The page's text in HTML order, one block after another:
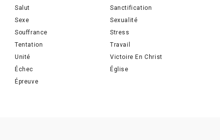
Salut
Sanctification
Sexe
Sexualité
Souffrance
Stress
Tentation
Travail
Unité
Victoire En Christ
Échec
Église
Épreuve